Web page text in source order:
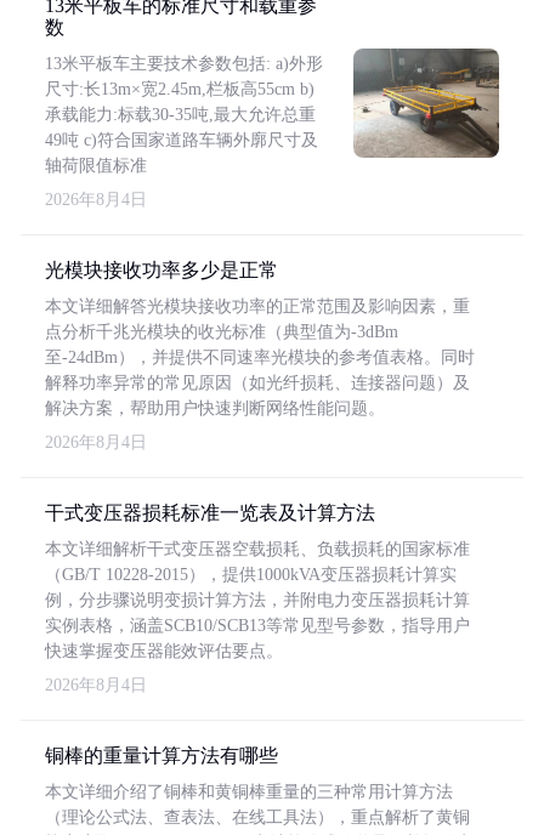
13米平板车的标准尺寸和载重参
数
13米平板车主要技术参数包括: a)外形
尺寸:长13m×宽2.45m,栏板高55cm b)
承载能力:标载30-35吨,最大允许总重
49吨 c)符合国家道路车辆外廓尺寸及
轴荷限值标准
2026年8月4日
光模块接收功率多少是正常
本文详细解答光模块接收功率的正常范围及影响因素，重
点分析千兆光模块的收光标准（典型值为-3dBm
至-24dBm），并提供不同速率光模块的参考值表格。同时
解释功率异常的常见原因（如光纤损耗、连接器问题）及
解决方案，帮助用户快速判断网络性能问题。
2026年8月4日
干式变压器损耗标准一览表及计算方法
本文详细解析干式变压器空载损耗、负载损耗的国家标准
（GB/T 10228-2015），提供1000kVA变压器损耗计算实
例，分步骤说明变损计算方法，并附电力变压器损耗计算
实例表格，涵盖SCB10/SCB13等常见型号参数，指导用户
快速掌握变压器能效评估要点。
2026年8月4日
铜棒的重量计算方法有哪些
本文详细介绍了铜棒和黄铜棒重量的三种常用计算方法
（理论公式法、查表法、在线工具法），重点解析了黄铜